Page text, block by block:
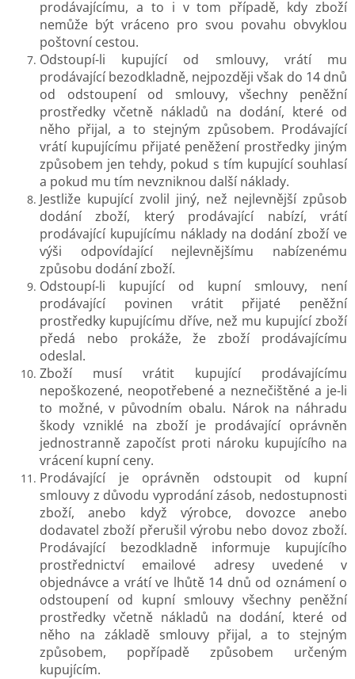
prodávajícímu, a to i v tom případě, kdy zboží
nemůže být vráceno pro svou povahu obvyklou
poštovní cestou.
Odstoupí-li kupující od smlouvy, vrátí mu
prodávající bezodkladně, nejpozději však do 14 dnů
od odstoupení od smlouvy, všechny peněžní
prostředky včetně nákladů na dodání, které od
něho přijal, a to stejným způsobem. Prodávající
vrátí kupujícímu přijaté peněžení prostředky jiným
způsobem jen tehdy, pokud s tím kupující souhlasí
a pokud mu tím nevzniknou další náklady.
Jestliže kupující zvolil jiný, než nejlevnější způsob
dodání zboží, který prodávající nabízí, vrátí
prodávající kupujícímu náklady na dodání zboží ve
výši odpovídající nejlevnějšímu nabízenému
způsobu dodání zboží.
Odstoupí-li kupující od kupní smlouvy, není
prodávající povinen vrátit přijaté peněžní
prostředky kupujícímu dříve, než mu kupující zboží
předá nebo prokáže, že zboží prodávajícímu
odeslal.
Zboží musí vrátit kupující prodávajícímu
nepoškozené, neopotřebené a neznečištěné a je-li
to možné, v původním obalu. Nárok na náhradu
škody vzniklé na zboží je prodávající oprávněn
jednostranně započíst proti nároku kupujícího na
vrácení kupní ceny.
Prodávající je oprávněn odstoupit od kupní
smlouvy z důvodu vyprodání zásob, nedostupnosti
zboží, anebo když výrobce, dovozce anebo
dodavatel zboží přerušil výrobu nebo dovoz zboží.
Prodávající bezodkladně informuje kupujícího
prostřednictví emailové adresy uvedené v
objednávce a vrátí ve lhůtě 14 dnů od oznámení o
odstoupení od kupní smlouvy všechny peněžní
prostředky včetně nákladů na dodání, které od
něho na základě smlouvy přijal, a to stejným
způsobem, popřípadě způsobem určeným
kupujícím.